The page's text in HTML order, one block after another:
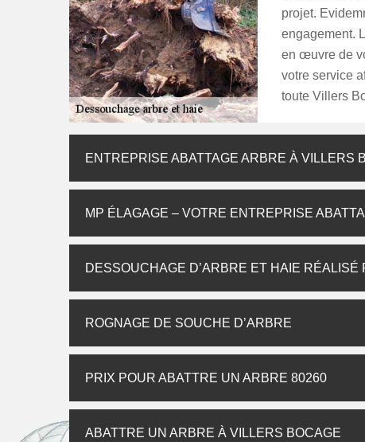
projet.
engagement.
en œuvre de
votre service
toute Villers
ENTREPRISE ABATTAGE ARBRE À VILLERS
MP ÉLAGAGE – VOTRE ENTREPRISE
DESSOUCHAGE D’ARBRE ET HAIE RÉALISÉ
ROGNAGE DE SOUCHE D’ARBRE
PRIX POUR ABATTRE UN ARBRE 80260
ABATTRE UN ARBRE À VILLERS BOCAGE